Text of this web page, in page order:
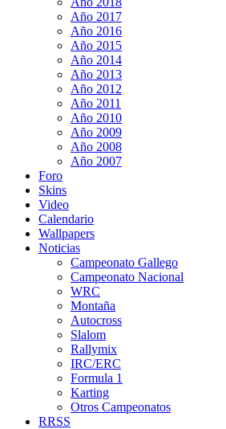
Año 2017
Año 2016
Año 2015
Año 2014
Año 2013
Año 2012
Año 2011
Año 2010
Año 2009
Año 2008
Año 2007
Foro
Skins
Video
Calendario
Wallpapers
Noticias
Campeonato Gallego
Campeonato Nacional
WRC
Montaña
Autocross
Slalom
Rallymix
IRC/ERC
Formula 1
Karting
Otros Campeonatos
RRSS